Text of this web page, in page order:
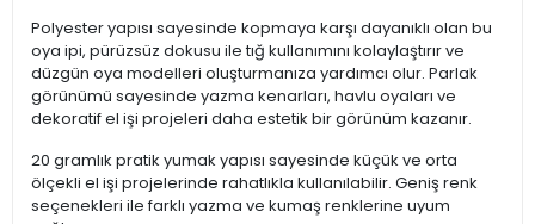
Polyester yapısı sayesinde kopmaya karşı dayanıklı olan bu
oya ipi, pürüzsüz dokusu ile tığ kullanımını kolaylaştırır ve
düzgün oya modelleri oluşturmanıza yardımcı olur. Parlak
görünümü sayesinde yazma kenarları, havlu oyaları ve
dekoratif el işi projeleri daha estetik bir görünüm kazanır.
20 gramlık pratik yumak yapısı sayesinde küçük ve orta
ölçekli el işi projelerinde rahatlıkla kullanılabilir. Geniş renk
seçenekleri ile farklı yazma ve kumaş renklerine uyum